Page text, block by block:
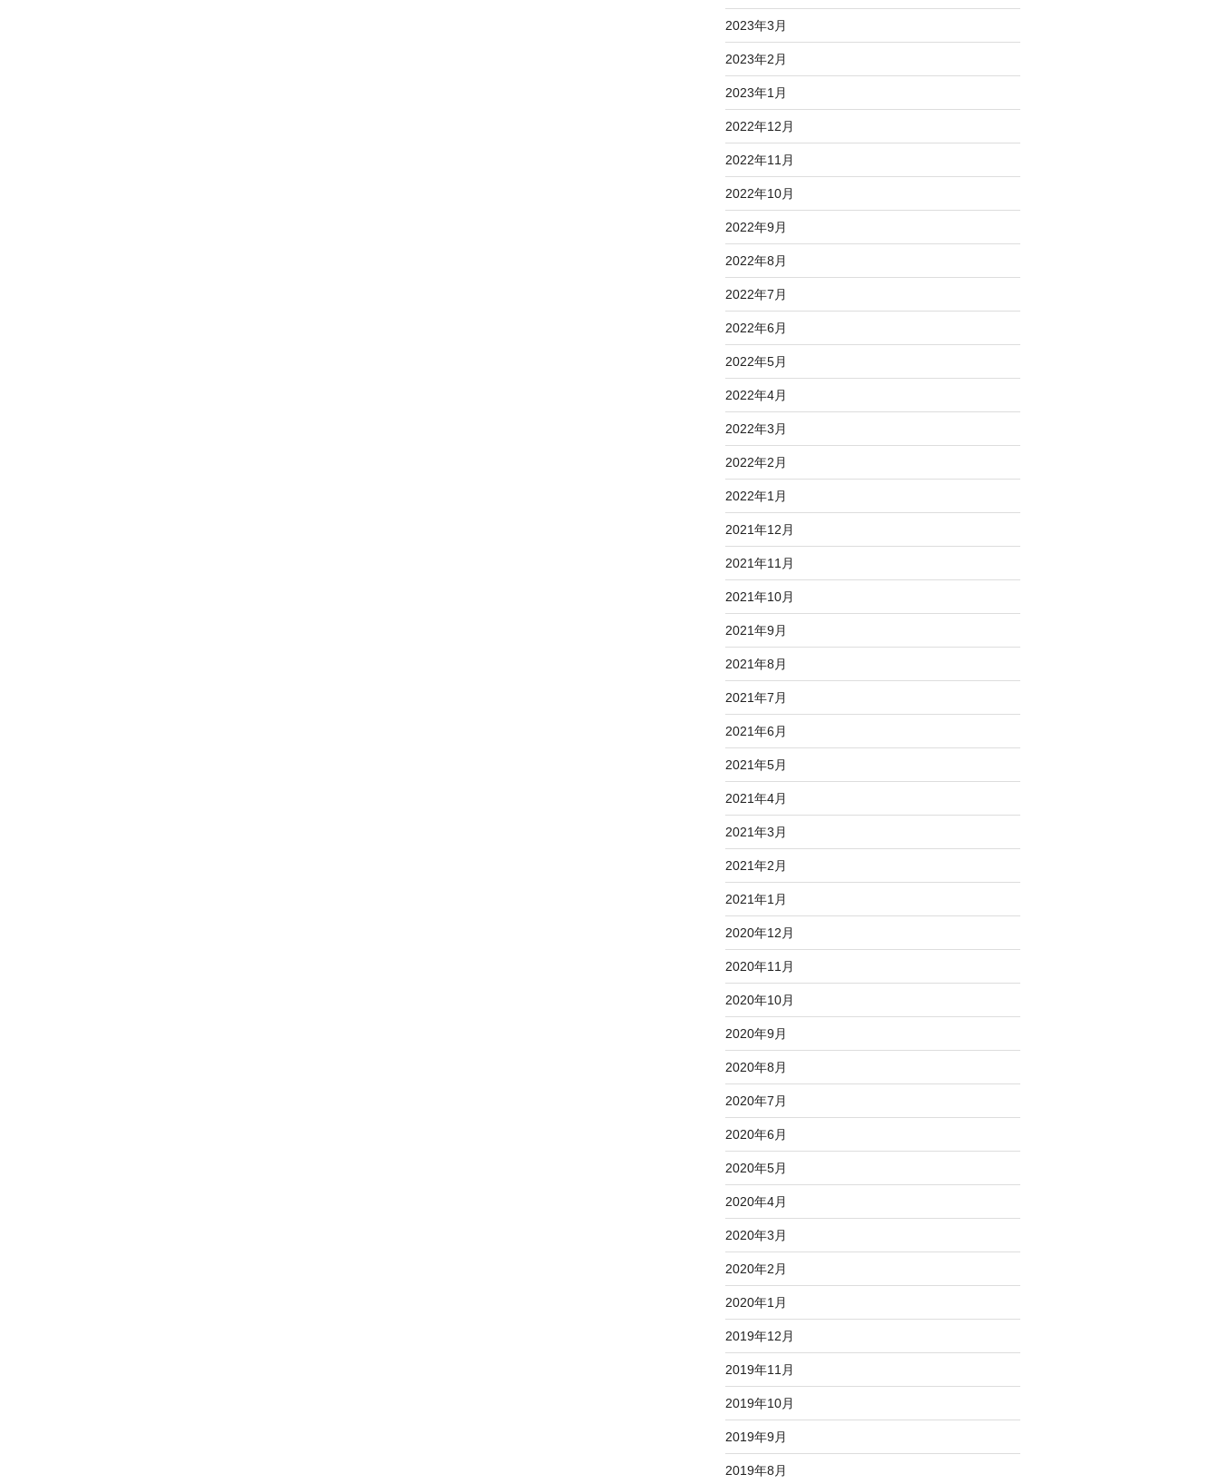
2023年3月
2023年2月
2023年1月
2022年12月
2022年11月
2022年10月
2022年9月
2022年8月
2022年7月
2022年6月
2022年5月
2022年4月
2022年3月
2022年2月
2022年1月
2021年12月
2021年11月
2021年10月
2021年9月
2021年8月
2021年7月
2021年6月
2021年5月
2021年4月
2021年3月
2021年2月
2021年1月
2020年12月
2020年11月
2020年10月
2020年9月
2020年8月
2020年7月
2020年6月
2020年5月
2020年4月
2020年3月
2020年2月
2020年1月
2019年12月
2019年11月
2019年10月
2019年9月
2019年8月